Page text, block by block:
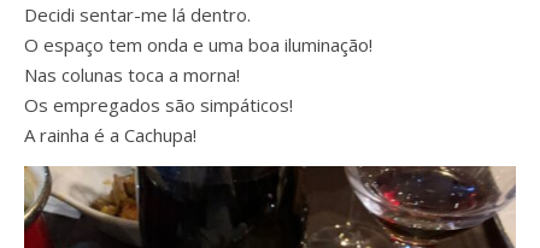
Decidi sentar-me lá dentro.
O espaço tem onda e uma boa iluminação!
Nas colunas toca a morna!
Os empregados são simpáticos!
A rainha é a Cachupa!